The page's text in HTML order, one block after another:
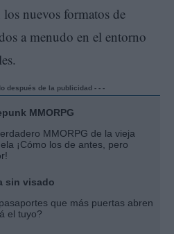
nuevos formatos de
a menudo en el entorno
después de la publicidad - - -
MMORPG
MMORPG de la vieja
¡Cómo los de antes, pero
sin visado
que más puertas abren
el tuyo?